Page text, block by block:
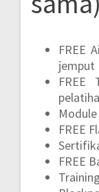
FREE
jemput
FREE
FREE
FREE